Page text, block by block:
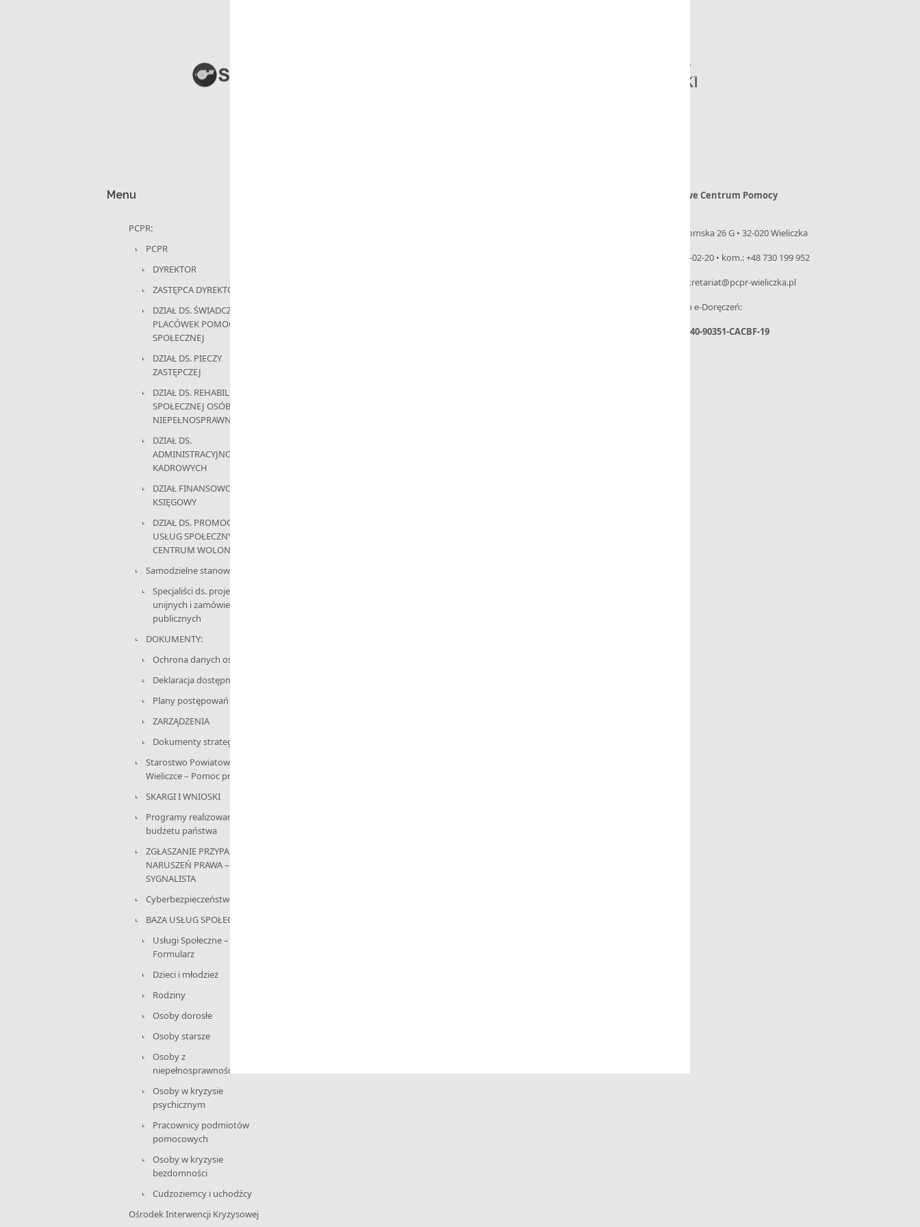
Menu
PCPR:
PCPR
DYREKTOR
ZASTĘPCA DYREKTORA
DZIAŁ DS. ŚWIADCZEŃ I
PLACÓWEK POMOCY
SPOŁECZNEJ
DZIAŁ DS. PIECZY
ZASTĘPCZEJ
DZIAŁ DS. REHABILITACJI
SPOŁECZNEJ OSÓB
NIEPEŁNOSPRAWNYCH
DZIAŁ DS.
ADMINISTRACYJNO-
KADROWYCH
DZIAŁ FINANSOWO-
KSIĘGOWY
DZIAŁ DS. PROMOCJI,
USŁUG SPOŁECZNYCH I
CENTRUM WOLONTARIATU
Samodzielne stanowisko:
Specjaliści ds. projektów
unijnych i zamówień
publicznych
DOKUMENTY:
Ochrona danych osobowych
Deklaracja dostępności
Plany postępowań
ZARZĄDZENIA
Dokumenty strategiczne
Starostwo Powiatowe w
Wieliczce – Pomoc prawnika
SKARGI I WNIOSKI
Programy realizowane z
budżetu państwa
ZGŁASZANIE PRZYPADKÓW
NARUSZEŃ PRAWA –
SYGNALISTA
Cyberbezpieczeństwo
BAZA USŁUG SPOŁECZNYCH
Usługi Społeczne –
Formularz
Dzieci i młodzież
Rodziny
Osoby dorosłe
Osoby starsze
Osoby z
niepełnosprawnościami
Osoby w kryzysie
psychicznym
Pracownicy podmiotów
pomocowych
Osoby w kryzysie
bezdomności
Cudzoziemcy i uchodźcy
Ośrodek Interwencji Kryzysowej
Powiatowe Centrum Pomocy
ul. Niepołomska 26 G • 32-020 Wieliczka
tel. 12 288-02-20 • kom.: +48 730 199 952
e-mail: sekretariat@pcpr-wieliczka.pl
– Adres do e-Doręczeń:
AE:PL-31440-90351-CACBF-19